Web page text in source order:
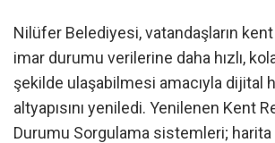
Nilüfer Belediyesi, vatandaşların
imar durumu verilerine daha hızlı,
şekilde ulaşabilmesi amacıyla dijital
altyapısını yeniledi. Yenilenen Kent
Durumu Sorgulama sistemleri; harita